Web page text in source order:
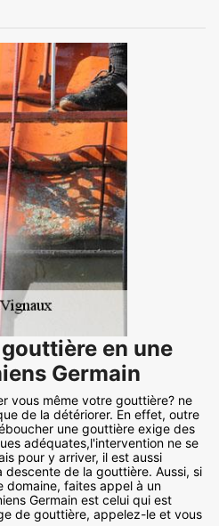
en une
Germain
vous même votre gouttière? ne
de la détériorer. En effet, outre
une gouttière exige des
adéquates,l'intervention ne se
pour y arriver, il est aussi
de la gouttière. Aussi, si
domaine, faites appel à un
Germain est celui qui est
de gouttière, appelez-le et vous